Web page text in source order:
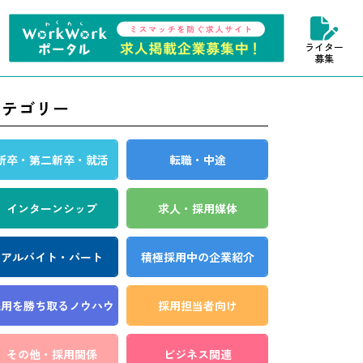
ライター
募集
ゴリー
卒・第二新卒・就活 転職・中途
インターンシップ 求人・採用媒体
アルバイト・パート 積極採用中の企業紹介
を勝ち取る ノウハウ 採用担当者向け
その他・採用関係 ビジネス関連